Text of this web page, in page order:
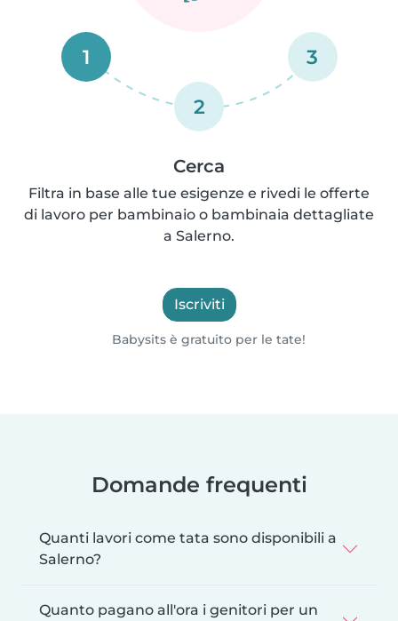
1
2
3
Cerca
Filtra in base alle tue esigenze e rivedi le offerte
di lavoro per bambinaio o bambinaia dettagliate
a Salerno.
Iscriviti
Babysits è gratuito per le tate!
Domande frequenti
Quanti lavori come tata sono disponibili a
Salerno?
Quanto pagano all'ora i genitori per un